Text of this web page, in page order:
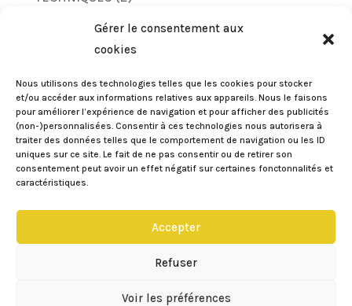
Gérer le consentement aux
cookies
Nous utilisons des technologies telles que les cookies pour stocker
et/ou accéder aux informations relatives aux appareils. Nous le faisons
pour améliorer l’expérience de navigation et pour afficher des publicités
(non-)personnalisées. Consentir à ces technologies nous autorisera à
traiter des données telles que le comportement de navigation ou les ID
uniques sur ce site. Le fait de ne pas consentir ou de retirer son
consentement peut avoir un effet négatif sur certaines fonctonnalités et
caractéristiques.
Accepter
Refuser
Voir les préférences
(5)